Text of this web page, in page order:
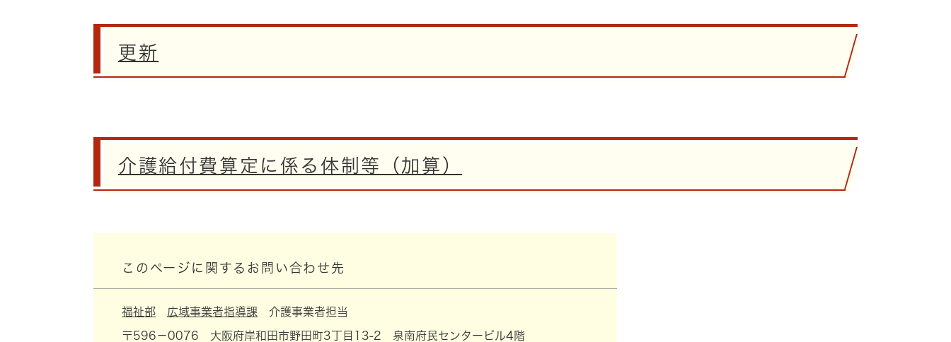
更新
介護給付費算定に係る体制等（加算）
このページに関するお問い合わせ先
福祉部 広域事業者指導課 介護事業者担当
〒596－0076
大阪府岸和田市野田町3丁目13-2 泉南府民センタービル4階